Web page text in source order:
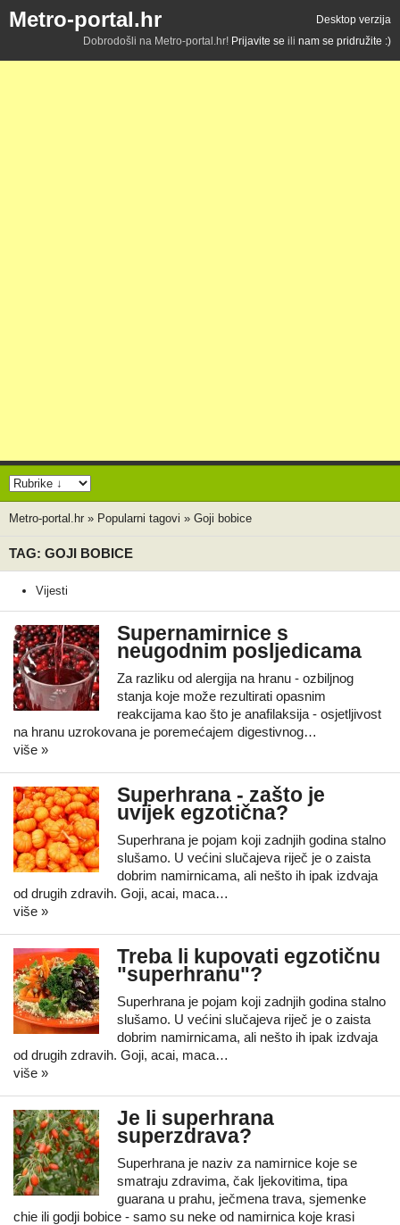
Metro-portal.hr
Desktop verzija
Dobrodošli na Metro-portal.hr! Prijavite se ili nam se pridružite :)
Metro-portal.hr » Popularni tagovi » Goji bobice
TAG: GOJI BOBICE
Vijesti
Supernamirnice s
neugodnim posljedicama
Za razliku od alergija na hranu - ozbiljnog
stanja koje može rezultirati opasnim
reakcijama kao što je anafilaksija - osjetljivost
na hranu uzrokovana je poremećajem digestivnog…
više »
Superhrana - zašto je
uvijek egzotična?
Superhrana je pojam koji zadnjih godina stalno
slušamo. U većini slučajeva riječ je o zaista
dobrim namirnicama, ali nešto ih ipak izdvaja
od drugih zdravih. Goji, acai, maca…
više »
Treba li kupovati egzotičnu
"superhranu"?
Superhrana je pojam koji zadnjih godina stalno
slušamo. U većini slučajeva riječ je o zaista
dobrim namirnicama, ali nešto ih ipak izdvaja
od drugih zdravih. Goji, acai, maca…
više »
Je li superhrana
superzdrava?
Superhrana je naziv za namirnice koje se
smatraju zdravima, čak ljekovitima, tipa
guarana u prahu, ječmena trava, sjemenke
chie ili godji bobice - samo su neke od namirnica koje krasi